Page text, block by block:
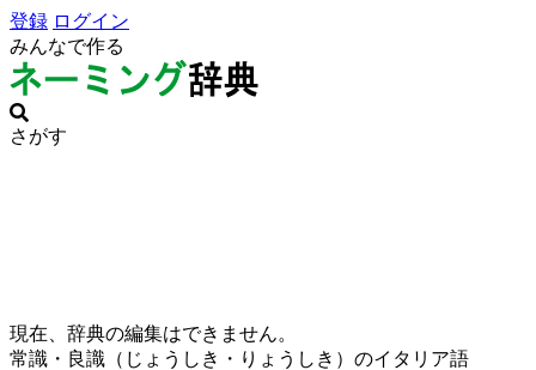
登録 ログイン
みんなで作る
さがす
現在、辞典の編集はできません。
常識・良識（じょうしき・りょうしき）のイタリア語